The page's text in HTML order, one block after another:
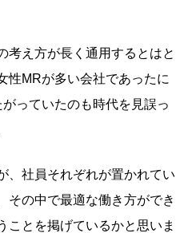
考え方が長く通用するとはと
性MRが多い会社であったに
っていたのも時代を見誤っ
、社員それぞれが置かれてい
その中で最適な働き方ができ
ことを掲げているかと思いま